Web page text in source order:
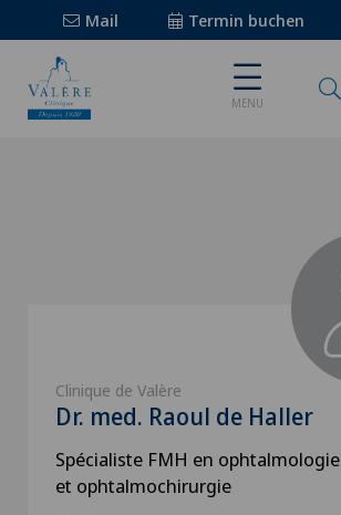
Mail Termin buchen
MENU
Clinique de Valère
Dr. med. Raoul de Haller
Spécialiste FMH en ophtalmologie
et ophtalmochirurgie